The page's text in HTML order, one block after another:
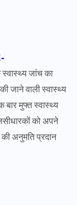
जांच का
जाने वाली स्वास्थ्य
बार मुफ्त स्वास्थ्य
को अपने
अनुमति प्रदान